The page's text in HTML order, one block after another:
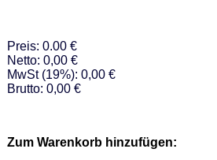
Preis: 0.00 €
Netto: 0,00 €
MwSt (19%): 0,00 €
Brutto: 0,00 €
Zum Warenkorb hinzufügen: